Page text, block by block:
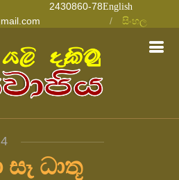
78English
සිංහල
සෑ ධාතූ